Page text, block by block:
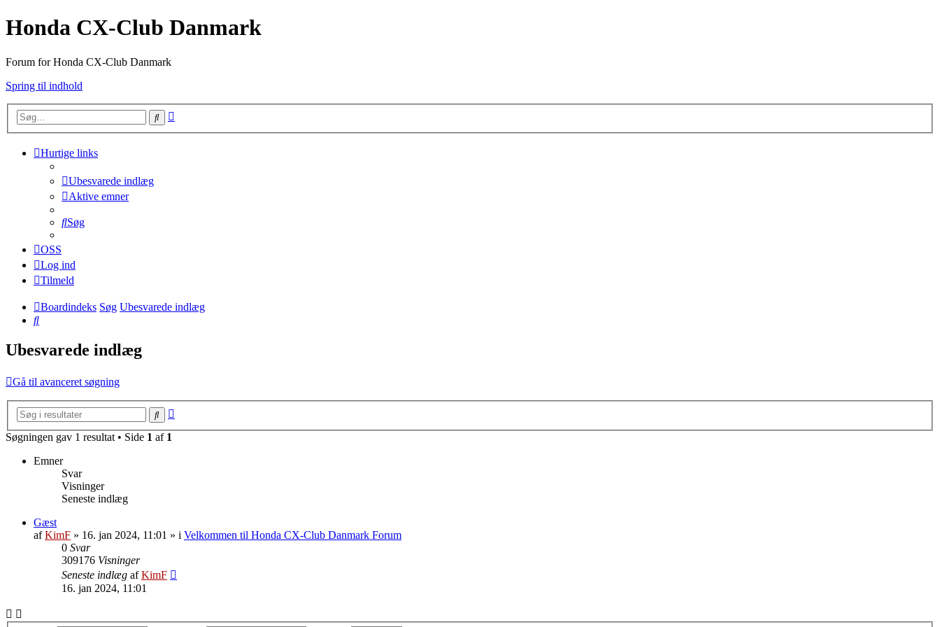
Honda CX-Club Danmark
Forum for Honda CX-Club Danmark
Spring til indhold
Søg
Hurtige links
Ubesvarede indlæg
Aktive emner
Søg
OSS
Log ind
Tilmeld
Boardindeks Søg Ubesvarede indlæg
Søg
Ubesvarede indlæg
Gå til avanceret søgning
Søg
Søgningen gav 1 resultat • Side 1 af 1
Emner
Svar
Visninger
Seneste indlæg
Gæst
afKimF » 16. jan 2024, 11:01 » i Velkommen til Honda CX-Club Danmark Forum
0 Svar
309176 Visninger
Seneste indlæg afKimF
16. jan 2024, 11:01